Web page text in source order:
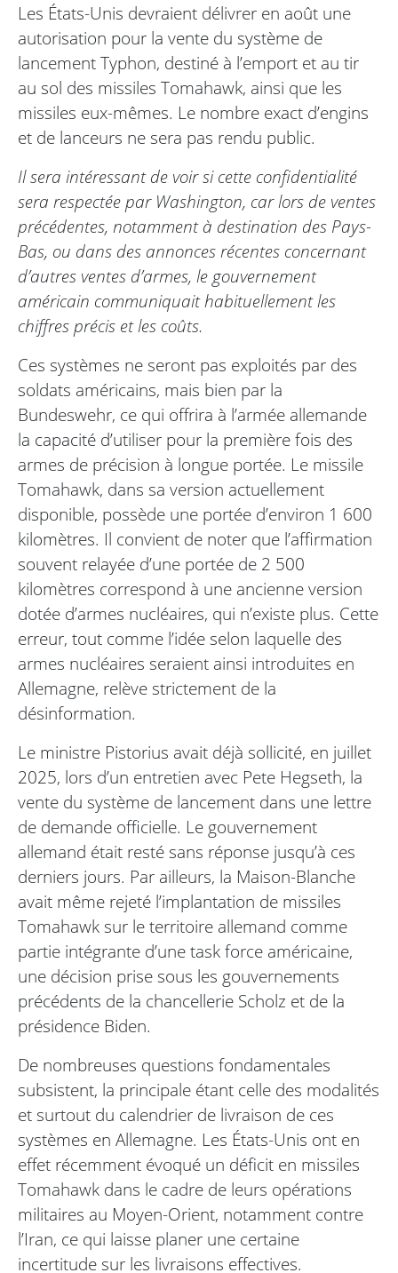
Les États-Unis devraient délivrer en août une
autorisation pour la vente du système de
lancement Typhon, destiné à l’emport et au tir
au sol des missiles Tomahawk, ainsi que les
missiles eux-mêmes. Le nombre exact d’engins
et de lanceurs ne sera pas rendu public.
Il sera intéressant de voir si cette confidentialité
sera respectée par Washington, car lors de ventes
précédentes, notamment à destination des Pays-
Bas, ou dans des annonces récentes concernant
d’autres ventes d’armes, le gouvernement
américain communiquait habituellement les
chiffres précis et les coûts.
Ces systèmes ne seront pas exploités par des
soldats américains, mais bien par la
Bundeswehr, ce qui offrira à l’armée allemande
la capacité d’utiliser pour la première fois des
armes de précision à longue portée. Le missile
Tomahawk, dans sa version actuellement
disponible, possède une portée d’environ 1 600
kilomètres. Il convient de noter que l’affirmation
souvent relayée d’une portée de 2 500
kilomètres correspond à une ancienne version
dotée d’armes nucléaires, qui n’existe plus. Cette
erreur, tout comme l’idée selon laquelle des
armes nucléaires seraient ainsi introduites en
Allemagne, relève strictement de la
désinformation.
Le ministre Pistorius avait déjà sollicité, en juillet
2025, lors d’un entretien avec Pete Hegseth, la
vente du système de lancement dans une lettre
de demande officielle. Le gouvernement
allemand était resté sans réponse jusqu’à ces
derniers jours. Par ailleurs, la Maison-Blanche
avait même rejeté l’implantation de missiles
Tomahawk sur le territoire allemand comme
partie intégrante d’une task force américaine,
une décision prise sous les gouvernements
précédents de la chancellerie Scholz et de la
présidence Biden.
De nombreuses questions fondamentales
subsistent, la principale étant celle des modalités
et surtout du calendrier de livraison de ces
systèmes en Allemagne. Les États-Unis ont en
effet récemment évoqué un déficit en missiles
Tomahawk dans le cadre de leurs opérations
militaires au Moyen-Orient, notamment contre
l’Iran, ce qui laisse planer une certaine
incertitude sur les livraisons effectives.